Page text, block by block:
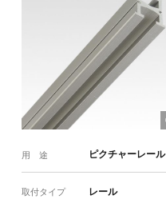
用 途 ピクチャーレール
取付タイプ レール